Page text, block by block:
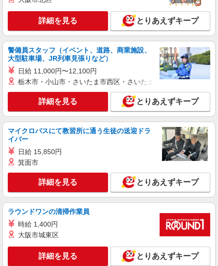
キープ 詳細を見る
派遣社員
株式会社シーエーセールススタッフ/tkMK38776c
アパレル販売
時給1540円 【月収例】1540円×8時間×22日＝
り異なります。
158-0094 東京都世田谷区玉川3丁目7-1 玉川
高島屋S.C.南館3F
キープ 詳細を見る
派遣社員
株式会社シーエーセールススタッフ/tkNY41000a
アパレル販売
時給1470円〜1540円 【月収例】時給1,540円
×8時間×20日＝246,400円 ※ご経験によって変動
します玉川高島屋S.C. 3F
キープ 詳細を見る
株式会社シーエーセールススタッフ/tkOR40885a
詳細を見る とりあえずキープ
警備員スタッフ（イベント、道路、商業施設、
大型駐車場、JR列車見張りなど）
日給 11,000円〜12,100円
栃木市・小山市・さいたま市西区・さいたま市岩槻区・久喜市・
詳細を見る とりあえずキープ
マイクロバスにて教習所に通う生徒の送迎ドラ
イバー
日給 15,850円
箕面市
詳細を見る とりあえずキープ
ラウンドワンの清掃作業員
時給 1,400円
大阪市城東区
詳細を見る とりあえずキープ